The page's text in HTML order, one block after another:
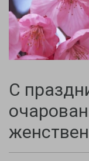
С